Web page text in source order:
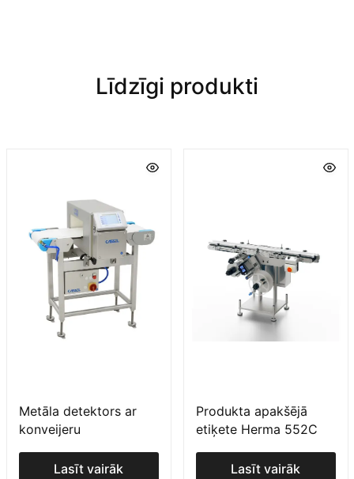
Līdzīgi produkti
Metāla detektors ar
konveijeru
Lasīt vairāk
Produkta apakšējā
etiķete Herma 552C
Lasīt vairāk